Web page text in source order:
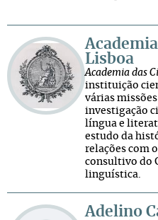
Lisboa
Academia das
instituição
várias
investigação
língua e
estudo da
relações com
consultivo do
linguística.
Adelino